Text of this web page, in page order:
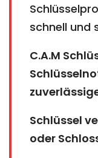
schnell und
C.A.M
Schlüssel
oder